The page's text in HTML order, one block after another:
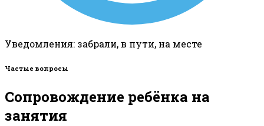
Уведомления: забрали, в пути, на месте
Частые вопросы
Сопровождение ребёнка на
занятия